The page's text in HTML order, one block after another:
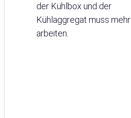
der Kühlbox und der
Kühlaggregat muss mehr
arbeiten.